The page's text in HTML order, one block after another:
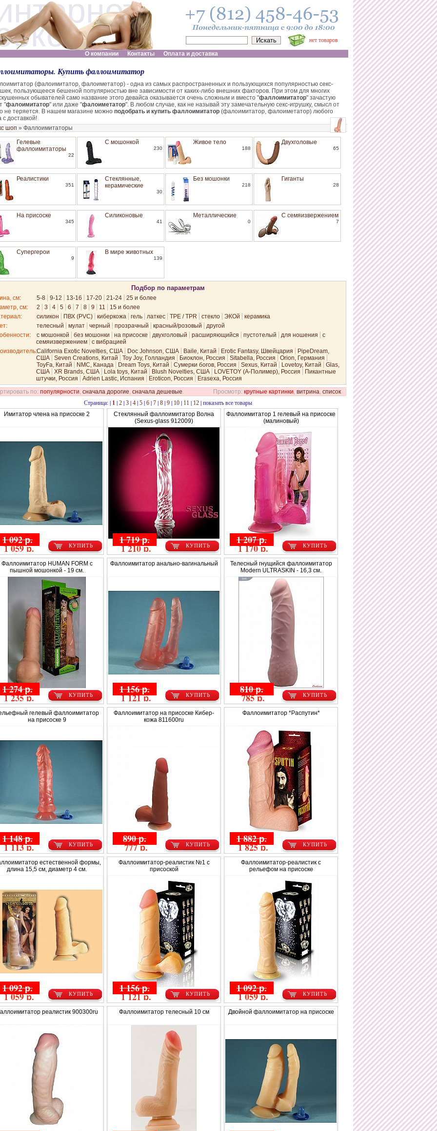
шоп
нет товаров
О компании
Контакты Оплата и доставка
Купить фаллоимитатор
(фалоимитатор, фалоиметатор) - одна из самых распространенных и пользующихся популярностью секс-
пользующееся бешеной популярностью вне зависимости от каких-либо внешних факторов. При этом для многих
обывателей само название этого девайса оказывается очень сложным и вместо "фаллоимитатор" зачастую
"фалоимитатор" или даже "фалоиметатор". В любом случае, как не называй эту замечательную секс-игрушку, смысл от
не теряется. В нашем магазине можно подобрать и купить фаллоимитатор (фалоимитатор, фалоиметатор) любого
с доставкой!
шоп » Фаллоимитаторы
Гелевые
фаллоимитаторы
22
С мошонкой
230
Живое тело
188
Двухголовые
65
Реалистики
351
Стеклянные,
керамические
30
Без мошонки
218
Гиганты
28
На присоске
345
Силиконовые
41
Металлические
0
С семяизвержением
7
Супергерои
9
В мире животных
139
Подбор по параметрам
см: 5-8 9-12 13-16 17-20 21-24
25 и более
см: 2 3 4 5 6 7 8 9 11
15 и более
: силикон ПВХ (PVC) киберкожа гель латкес TPE / TPR стекло ЭКОй
керамика
: телесный мулат черный прозрачный красный/розовый
другой
: с мошонкой без мошонки на присоске двухголовый расширяющийся пустотелый для ношения
с
семяизвержением
с вибрацией
:California Exotic Novelties, США Doc Johnson, США Baile, Китай Erotic Fantasy, Швейцария
PipeDream,
США
Seven Creations, Китай Toy Joy, Голландия Биоклон, Россия Sitabella, Россия
Orion, Германия
ToyFa, Китай
NMC, Канада Dream Toys, Китай Сумерки богов, Россия Sexus, Китай Lovetoy, Китай
Glas,
США
XR Brands, США Lola toys, Китай Blush Novelties, США LOVETOY (А-Полимер), Россия
Пикантные
штучки, Россия
Adrien Lastic, Испания Eroticon, Россия
Erasexa, Россия
по: популярности, сначала дорогие, сначала дешевые. Просмотр: крупные картинки, витрина, список
Страница: | 1 | 2| 3| 4| 5| 6| 7| 8| 9| 10| 11 | 12|показать все товары
Имитатор члена на присоске 2
КУПИТЬ
1 092 р.
1 059 р.
Стеклянный фаллоимитатор Волна
(Sexus-glass 912009)
КУПИТЬ
1 719 р.
1 210 р.
Фаллоимитатор 1 гелевый на присоске
(малиновый)
КУПИТЬ
1 207 р.
1 170 р.
Фаллоимитатор HUMAN FORM с
пышной мошонкой - 19 см.
КУПИТЬ
1 274 р.
1 235 р.
Фаллоимитатор анально-вагинальный
КУПИТЬ
1 156 р.
1 121 р.
Телесный гнущийся фаллоимитатор
Modern ULTRASKIN - 16,3 см.
КУПИТЬ
810 р.
785 р.
гелевый фаллоимитатор
на присоске 9
КУПИТЬ
1 148 р.
1 113 р.
Фаллоимитатор на присоске Кибер-
кожа 811600ru
КУПИТЬ
890 р.
777 р.
Фаллоимитатор *Распутин*
КУПИТЬ
1 882 р.
1 825 р.
естественной формы,
длина 15,5 см, диаметр 4 см.
КУПИТЬ
1 092 р.
1 059 р.
Фаллоимитатор-реалистик №1 с
присоской
КУПИТЬ
1 156 р.
1 121 р.
Фаллоимитатор-реалистик с
рельефом на присоске
КУПИТЬ
1 092 р.
1 059 р.
реалистик 900300ru Фаллоимитатор телесный 10 см Двойной фаллоимитатор на присоске